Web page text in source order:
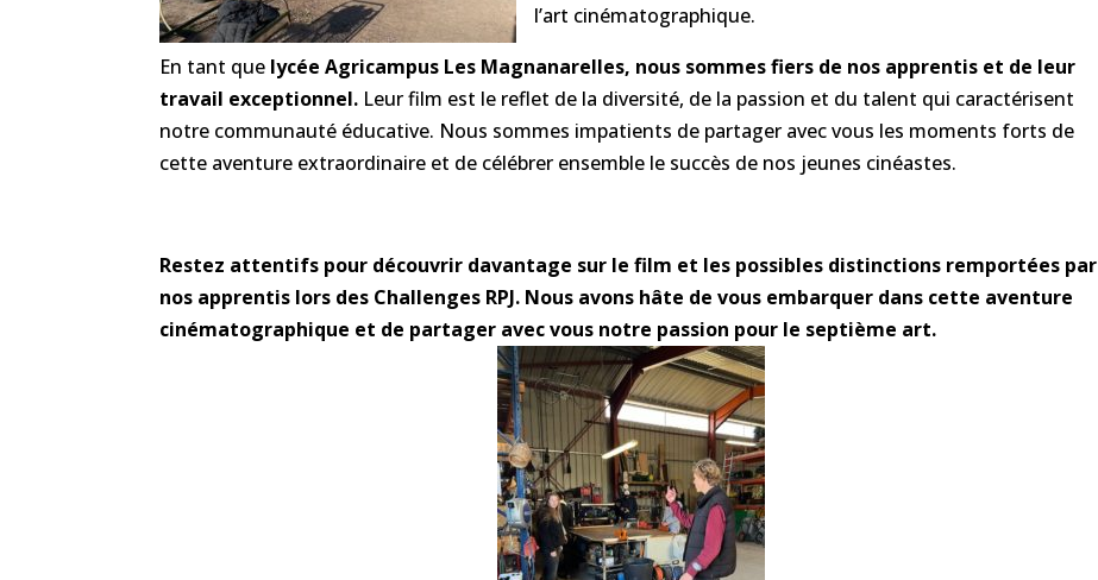
l’art cinématographique.
En tant que lycée Agricampus Les Magnanarelles, nous sommes fiers de nos apprentis et de leur
travail exceptionnel. Leur film est le reflet de la diversité, de la passion et du talent qui caractérisent
notre communauté éducative. Nous sommes impatients de partager avec vous les moments forts de
cette aventure extraordinaire et de célébrer ensemble le succès de nos jeunes cinéastes.
Restez attentifs pour découvrir davantage sur le film et les possibles distinctions remportées par
nos apprentis lors des Challenges RPJ. Nous avons hâte de vous embarquer dans cette aventure
cinématographique et de partager avec vous notre passion pour le septième art.